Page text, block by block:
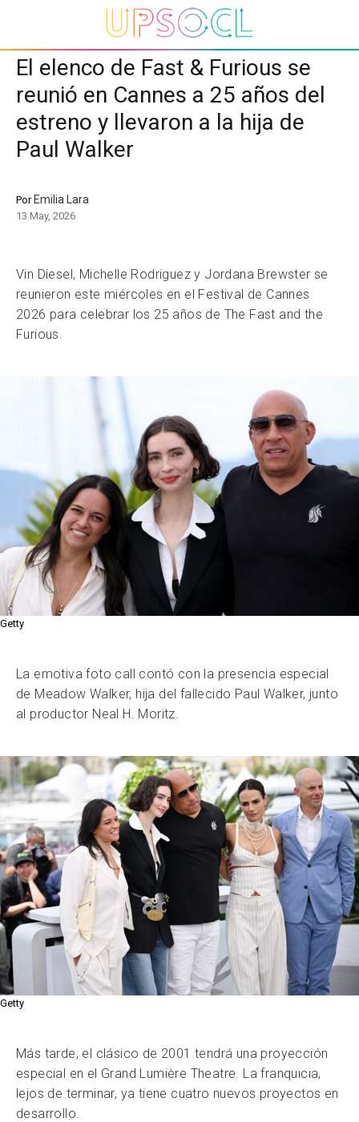
El elenco de Fast & Furious se
reunió en Cannes a 25 años del
estreno y llevaron a la hija de
Paul Walker
Por Emilia Lara
13 May, 2026
Vin Diesel, Michelle Rodriguez y Jordana Brewster se
reunieron este miércoles en el Festival de Cannes
2026 para celebrar los 25 años de The Fast and the
Furious.
Getty
La emotiva foto call contó con la presencia especial
de Meadow Walker, hija del fallecido Paul Walker, junto
al productor Neal H. Moritz.
Getty
Más tarde, el clásico de 2001 tendrá una proyección
especial en el Grand Lumière Theatre. La franquicia,
lejos de terminar, ya tiene cuatro nuevos proyectos en
desarrollo.